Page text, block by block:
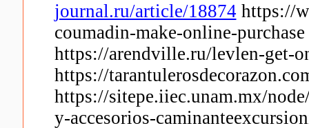
journal.ru/article/18874 https://
coumadin-make-online-
https://arendville.ru/levlen-get-
https://
https://sitepe.iiec.unam.mx/
y-accesorios-